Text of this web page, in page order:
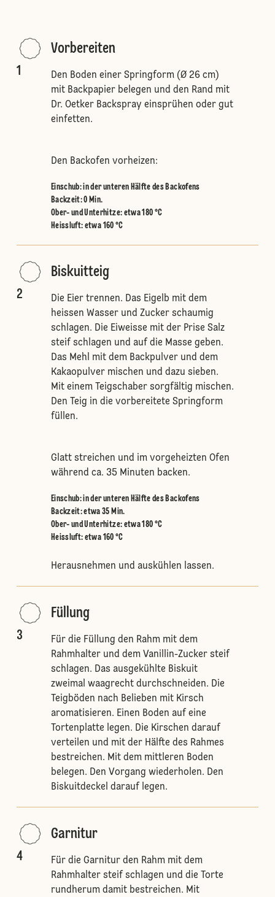
1
Vorbereiten
Den Boden einer Springform (Ø 26 cm)
mit Backpapier belegen und den Rand mit
Dr. Oetker Backspray einsprühen oder gut
einfetten.
Den Backofen vorheizen:
Einschub:in der unteren Hälfte des Backofens
Backzeit: 0 Min.
Ober- und Unterhitze: etwa 180 °C
Heissluft: etwa 160 °C
2
Biskuitteig
Die Eier trennen. Das Eigelb mit dem
heissen Wasser und Zucker schaumig
schlagen. Die Eiweisse mit der Prise Salz
steif schlagen und auf die Masse geben.
Das Mehl mit dem Backpulver und dem
Kakaopulver mischen und dazu sieben.
Mit einem Teigschaber sorgfältig mischen.
Den Teig in die vorbereitete Springform
füllen.
Glatt streichen und im vorgeheizten Ofen
während ca. 35 Minuten backen.
Einschub:in der unteren Hälfte des Backofens
Backzeit: etwa 35 Min.
Ober- und Unterhitze: etwa 180 °C
Heissluft: etwa 160 °C
Herausnehmen und auskühlen lassen.
3
Füllung
Für die Füllung den Rahm mit dem
Rahmhalter und dem Vanillin-Zucker steif
schlagen. Das ausgekühlte Biskuit
zweimal waagrecht durchschneiden. Die
Teigböden nach Belieben mit Kirsch
aromatisieren. Einen Boden auf eine
Tortenplatte legen. Die Kirschen darauf
verteilen und mit der Hälfte des Rahmes
bestreichen. Mit dem mittleren Boden
belegen. Den Vorgang wiederholen. Den
Biskuitdeckel darauf legen.
4
Garnitur
Für die Garnitur den Rahm mit dem
Rahmhalter steif schlagen und die Torte
rundherum damit bestreichen. Mit